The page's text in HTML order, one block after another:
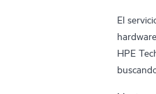
El
HPE